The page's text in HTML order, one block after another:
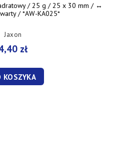
/ 25 g / 25 x 30 mm / ↔︎
/ *AW-KA025*
Jaxon
zł
KOSZYKA